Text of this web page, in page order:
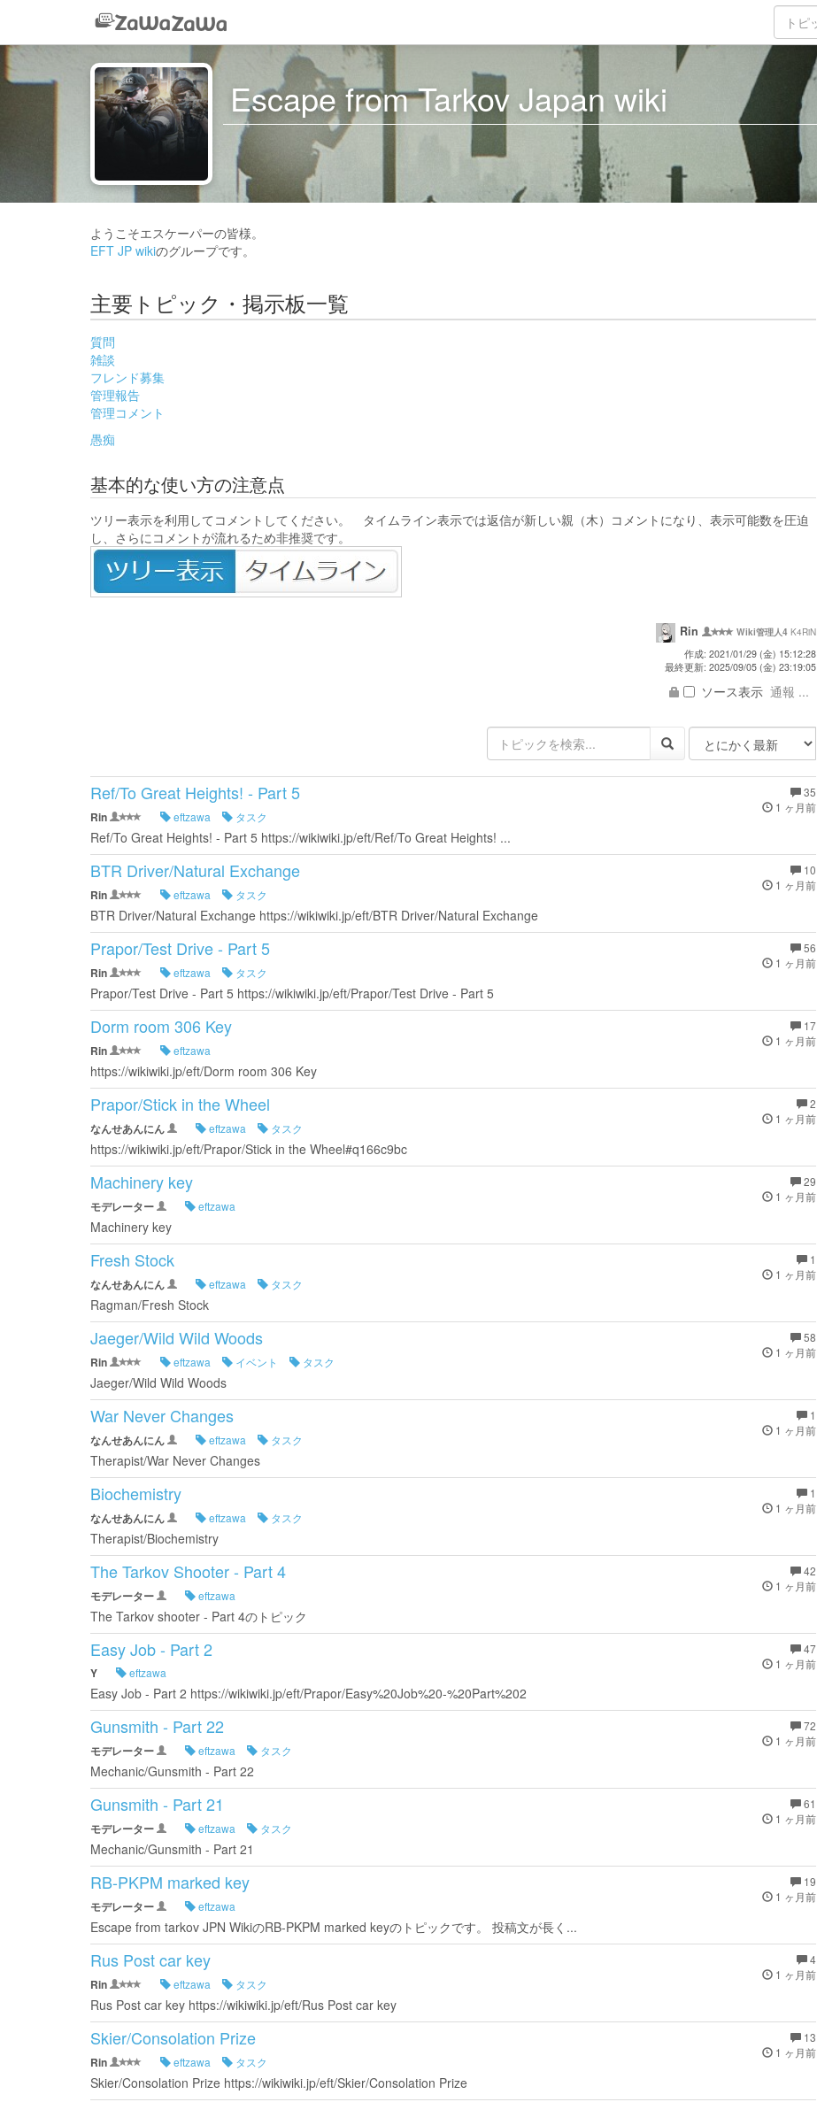
Escape from Tarkov Japan wiki
ようこそエスケーパーの皆様。
EFT JP wikiのグループです。
主要トピック・掲示板一覧
質問
雑談
フレンド募集
管理報告
管理コメント
愚痴
基本的な使い方の注意点
ツリー表示を利用してコメントしてください。 タイムライン表示では返信が新しい親（木）コメントになり、表示可能数を圧迫
し、さらにコメントが流れるため非推奨です。
Rin Wiki管理人4 K4RiN
作成: 2021/01/29 (金) 15:12:28
最終更新: 2025/09/05 (金) 23:19:05
ソース表示 通報 ...
35
1 ヶ月前
Ref/To Great Heights! - Part 5
Rin eftzawa タスク
Ref/To Great Heights! - Part 5 https://wikiwiki.jp/eft/Ref/To Great Heights! ...
10
1 ヶ月前
BTR Driver/Natural Exchange
Rin eftzawa タスク
BTR Driver/Natural Exchange https://wikiwiki.jp/eft/BTR Driver/Natural Exchange
56
1 ヶ月前
Prapor/Test Drive - Part 5
Rin eftzawa タスク
Prapor/Test Drive - Part 5 https://wikiwiki.jp/eft/Prapor/Test Drive - Part 5
17
1 ヶ月前
Dorm room 306 Key
Rin eftzawa
https://wikiwiki.jp/eft/Dorm room 306 Key
2
1 ヶ月前
Prapor/Stick in the Wheel
なんせあんにん eftzawa タスク
https://wikiwiki.jp/eft/Prapor/Stick in the Wheel#q166c9bc
29
1 ヶ月前
Machinery key
モデレーター eftzawa
Machinery key
1
1 ヶ月前
Fresh Stock
なんせあんにん eftzawa タスク
Ragman/Fresh Stock
58
1 ヶ月前
Jaeger/Wild Wild Woods
Rin eftzawa イベント タスク
Jaeger/Wild Wild Woods
1
1 ヶ月前
War Never Changes
なんせあんにん eftzawa タスク
Therapist/War Never Changes
1
1 ヶ月前
Biochemistry
なんせあんにん eftzawa タスク
Therapist/Biochemistry
42
1 ヶ月前
The Tarkov Shooter - Part 4
モデレーター eftzawa
The Tarkov shooter - Part 4のトピック
47
1 ヶ月前
Easy Job - Part 2
Y eftzawa
Easy Job - Part 2 https://wikiwiki.jp/eft/Prapor/Easy%20Job%20-%20Part%202
72
1 ヶ月前
Gunsmith - Part 22
モデレーター eftzawa タスク
Mechanic/Gunsmith - Part 22
61
1 ヶ月前
Gunsmith - Part 21
モデレーター eftzawa タスク
Mechanic/Gunsmith - Part 21
19
1 ヶ月前
RB-PKPM marked key
モデレーター eftzawa
Escape from tarkov JPN WikiのRB-PKPM marked keyのトピックです。 投稿文が長く...
4
1 ヶ月前
Rus Post car key
Rin eftzawa タスク
Rus Post car key https://wikiwiki.jp/eft/Rus Post car key
13
1 ヶ月前
Skier/Consolation Prize
Rin eftzawa タスク
Skier/Consolation Prize https://wikiwiki.jp/eft/Skier/Consolation Prize